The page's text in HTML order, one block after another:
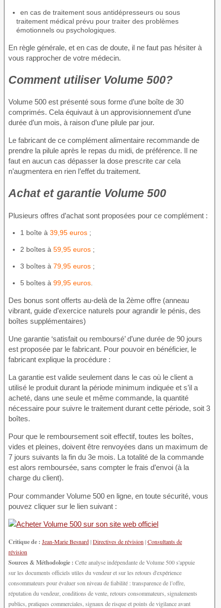
en cas de traitement sous antidépresseurs ou sous
traitement médical prévu pour traiter des problèmes
émotionnels ou psychologiques.
En règle générale, et en cas de doute, il ne faut pas hésiter à
vous rapprocher de votre médecin.
Comment utiliser Volume 500?
Volume 500 est présenté sous forme d’une boîte de 30
comprimés. Cela équivaut à un approvisionnement d’une
durée d’un mois, à raison d’une pilule par jour.
Le fabricant de ce complément alimentaire recommande de
prendre la pilule après le repas du midi, de préférence. Il ne
faut en aucun cas dépasser la dose prescrite car cela
n’augmentera en rien l’effet du traitement.
Achat et garantie Volume 500
Plusieurs offres d’achat sont proposées pour ce complément :
1 boîte à 39,95 euros ;
2 boîtes à 59,95 euros ;
3 boîtes à 79,95 euros ;
5 boîtes à 99,95 euros
Des bonus sont offerts au-delà de la 2ème offre (anneau
vibrant, guide d’exercice naturels pour agrandir le pénis, des
boîtes supplémentaires)
Une garantie ‘satisfait ou remboursé’ d’une durée de 90 jours
est proposée par le fabricant. Pour pouvoir en bénéficier, le
fabricant explique la procédure :
La garantie est valide seulement dans le cas où le client a
utilisé le produit durant la période minimum indiquée et s’il a
acheté, dans une seule et même commande, la quantité
nécessaire pour suivre le traitement durant cette période, soit 3
boîtes.
Pour que le remboursement soit effectif, toutes les boîtes,
vides et pleines, doivent être renvoyées dans un maximum de
7 jours suivants la fin du 3e mois. La totalité de la commande
est alors remboursée, sans compter le frais d’envoi (à la
charge du client).
Pour commander Volume 500 en ligne, en toute sécurité, vous
pouvez cliquer sur le lien suivant :
Critique de : Jean-Marie Besnard|Directives de révision|Consultants de
révision
Sources & Méthodologie : Cette analyse indépendante de Volume 500 s'appuie
sur les documents officiels utiles du vendeur et sur les retours d'expérience
consommateurs pour évaluer son niveau de fiabilité : transparence de l’offre,
réputation du vendeur, conditions de vente, retours consommateurs, signalements
publics, pratiques commerciales, signaux de risque et points de vigilance avant